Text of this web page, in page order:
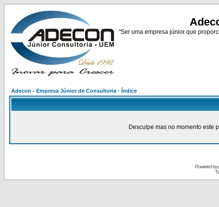
"Ser uma empresa júnior que
Adecon - Empresa Júnior de Consultoria - Índice
Desculpe mas no momento este
Powered by